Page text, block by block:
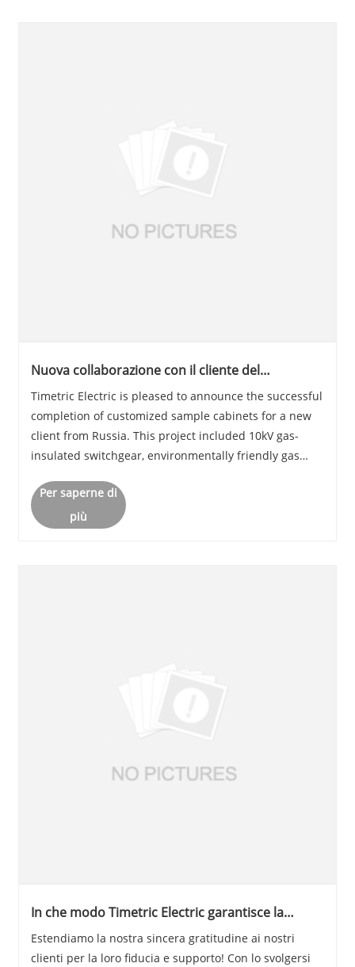
Nuova collaborazione con il cliente del
Timetric Electric is pleased to announce the successful
completion of customized sample cabinets for a new
client from Russia. This project included 10kV gas-
insulated switchgear, environmentally friendly gas
meet the customer’s specific requ......
Per saperne di
più
In che modo Timetric Electric garantisce la
nuovo anno?
Estendiamo la nostra sincera gratitudine ai nostri
clienti per la loro fiducia e supporto! Con lo svolgersi